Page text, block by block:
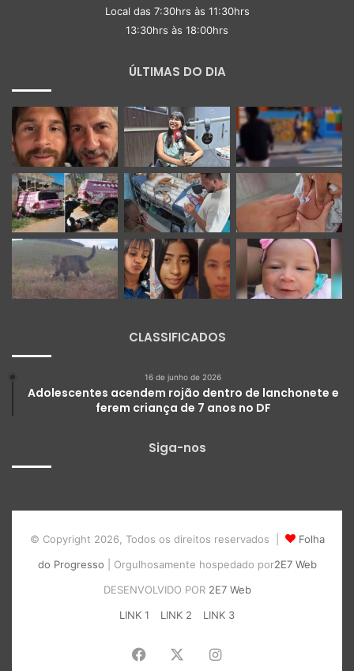
Local das 7:30hrs às 11:30hrs
13:30hrs às 18:00hrs
ÚLTIMAS DO DIA
CLASSIFICADOS
16 de junho de 2026
Adolescentes acendem rojão dentro de lanchonete e
ferem criança de 7 anos no DF
Siga-nos
© Copyright 2026, Todos os direitos reservados |
Folha
do Progresso | Orgulhosamente hospedado por2E7 Web
DESENVOLVIDO POR 2E7 Web
LINK 1
LINK 2 LINK 3
Facebook Instagram